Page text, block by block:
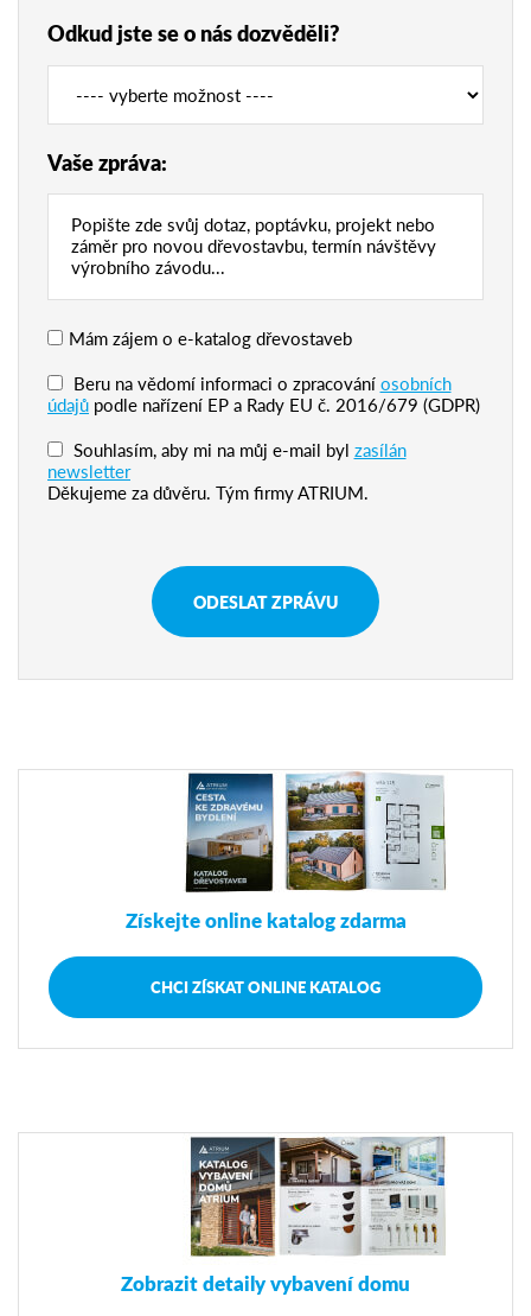
Odkud jste se o nás dozvěděli?
Vaše zpráva:
Mám zájem o e-katalog dřevostaveb
Beru na vědomí informaci o zpracováníosobních
údajů podle nařízení EP a Rady EU č. 2016/679 (GDPR)
Souhlasím, aby mi na můj e-mail byl zasílán
newsletter
Děkujeme za důvěru. Tým firmy ATRIUM.
ODESLAT ZPRÁVU
Získejte online katalog zdarma
CHCI ZÍSKAT ONLINE KATALOG
Zobrazit detaily vybavení domu